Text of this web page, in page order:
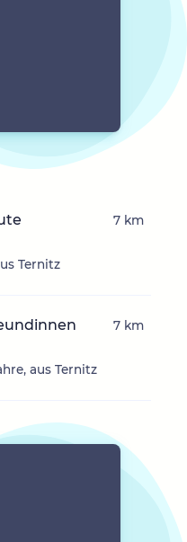
Ternitz
7 km
aus Ternitz
7 km